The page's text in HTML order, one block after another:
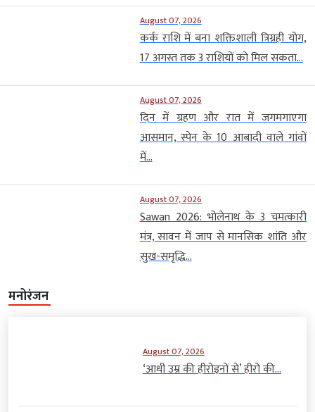
August 07, 2026
कर्क राशि में बना शक्तिशाली त्रिग्रही योग,
17 अगस्त तक 3 राशियों को मिल सकता...
August 07, 2026
दिन में ग्रहण और रात में जगमगाएगा
आसमान, स्पेन के 10 आबादी वाले गांवों
में...
August 07, 2026
Sawan 2026: भोलेनाथ के 3 चमत्कारी
मंत्र, सावन में जाप से मानसिक शांति और
सुख-समृद्धि...
मनोरंजन
August 07, 2026
‘आधी उम्र की हीरोइनों से’ हीरो की...